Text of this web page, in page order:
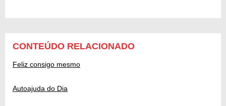
CONTEÚDO RELACIONADO
Feliz consigo mesmo
Autoajuda do Dia